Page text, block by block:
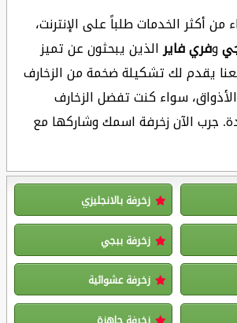
من أكثر الخدمات طلباً على الإنترنت،
وفري فايرالذين يبحثون عن تميز
يقدم لك تشكيلة ضخمة من الزخارف
سواء كنت تفضل الزخارف
جرب الآن زخرفة اسمك وشاركها مع
زخرفة بالانجليزي
زخرفة ببجي
زخرفة عشوائية